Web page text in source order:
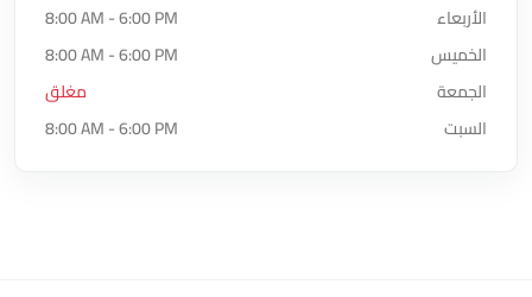
الأربعاء
8:00 AM - 6:00 PM
الخميس
8:00 AM - 6:00 PM
الجمعة
مغلق
السبت
8:00 AM - 6:00 PM